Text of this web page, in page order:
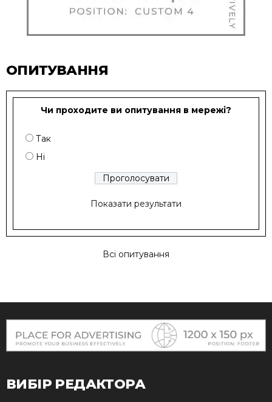
ОПИТУВАННЯ
Чи проходите ви опитування в мережі?
Так
Ні
Показати результати
Всі опитування
ВИБІР РЕДАКТОРА